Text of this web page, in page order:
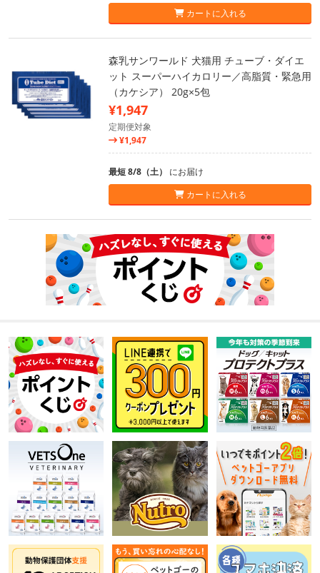
カートに入れる
森乳サンワールド 犬猫用 チューブ・ダイエ
ット スーパーハイカロリー／高脂質・緊急用
（カケシア） 20g×5包
¥1,947
定期便対象
¥1,947
最短 8/8（土） にお届け
カートに入れる